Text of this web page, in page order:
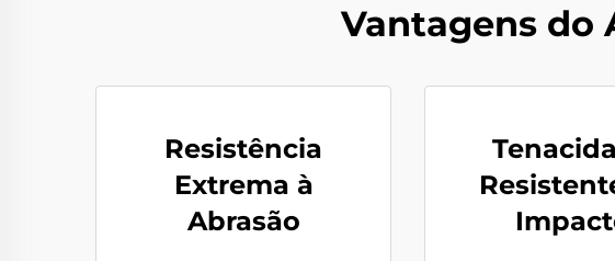
Vantagens do
Resistência
Extrema à
Abrasão